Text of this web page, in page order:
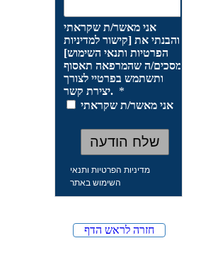
מדיניות הפרטיות ותנאי
השימוש באתר
חזרה לראש הדף